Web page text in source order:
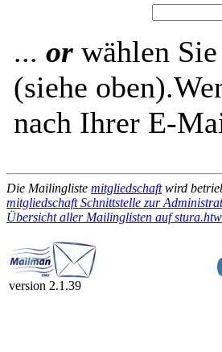
... or wählen
(siehe
nach Ihrer E-
Die Mailingliste mitgliedschaftwird
mitgliedschaft Schnittstelle zur
Übersicht aller Mailinglisten auf
version 2.1.39